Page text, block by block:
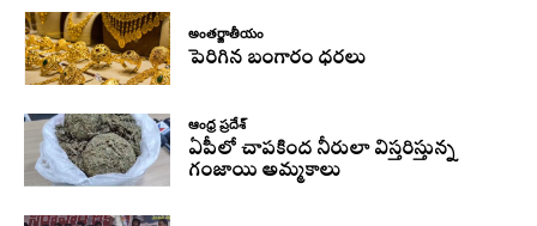
అంతర్జాతీయం
పెరిగిన బంగారం ధరలు
ఆంధ్ర ప్రదేశ్
ఏపీలో చాపకింద నీరులా విస్తరిస్తున్న
గంజాయి అమ్మకాలు